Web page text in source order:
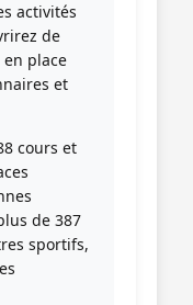
activités
de
place
et
cours et
de 387
sportifs,